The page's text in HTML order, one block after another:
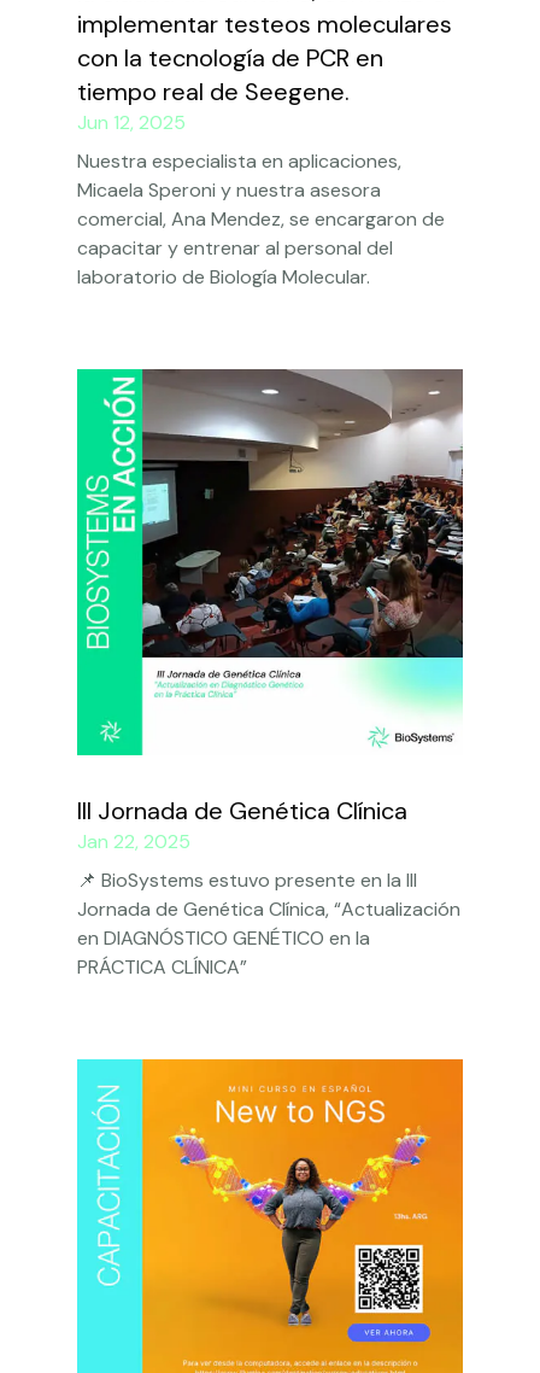
implementar testeos moleculares
con la tecnología de PCR en
tiempo real de Seegene.
Jun 12, 2025
Nuestra especialista en aplicaciones,
Micaela Speroni y nuestra asesora
comercial, Ana Mendez, se encargaron de
capacitar y entrenar al personal del
laboratorio de Biología Molecular.
III Jornada de Genética Clínica
Jan 22, 2025
📌 BioSystems estuvo presente en la III
Jornada de Genética Clínica, “Actualización
en DIAGNÓSTICO GENÉTICO en la
PRÁCTICA CLÍNICA”